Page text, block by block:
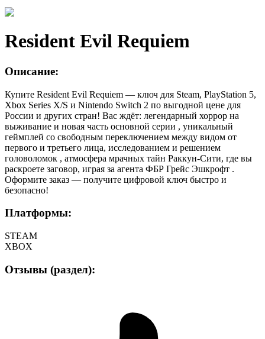
Resident Evil Requiem
Описание:
Купите Resident Evil Requiem — ключ для Steam, PlayStation 5,
Xbox Series X/S и Nintendo Switch 2 по выгодной цене для
России и других стран! Вас ждёт: легендарный хоррор на
выживание и новая часть основной серии , уникальный
геймплей со свободным переключением между видом от
первого и третьего лица, исследованием и решением
головоломок , атмосфера мрачных тайн Раккун-Сити, где вы
раскроете заговор, играя за агента ФБР Грейс Эшкрофт .
Оформите заказ — получите цифровой ключ быстро и
безопасно!
Платформы:
STEAM
XBOX
Отзывы (раздел):